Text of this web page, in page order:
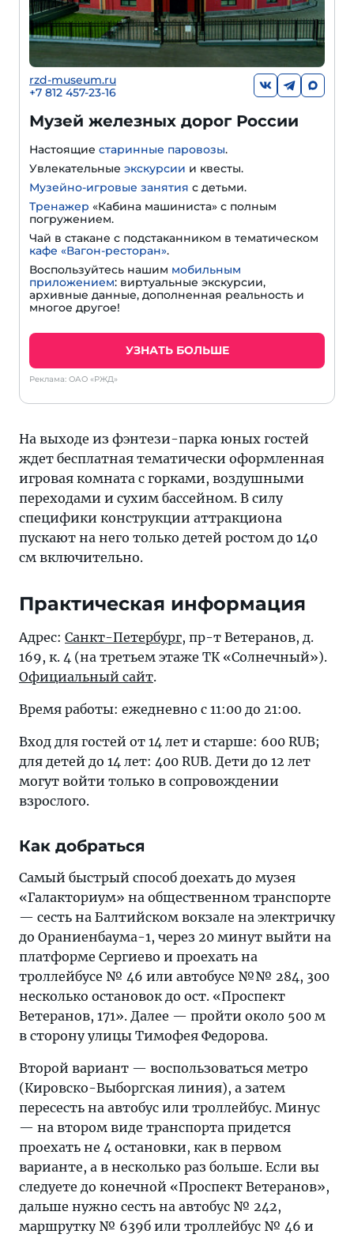
rzd-museum.ru
+7 812 457-23-16
Музей железных дорог России
Настоящие старинные паровозы.
Увлекательные экскурсии и квесты.
Музейно-игровые занятия с детьми.
Тренажер «Кабина машиниста» с полным
погружением.
Чай в стакане с подстаканником в тематическом
кафе «Вагон-ресторан».
Воспользуйтесь нашим мобильным
приложением: виртуальные экскурсии,
архивные данные, дополненная реальность и
многое другое!
УЗНАТЬ БОЛЬШЕ
Реклама: ОАО «РЖД»
На выходе из фэнтези-парка юных гостей
ждет бесплатная тематически оформленная
игровая комната с горками, воздушными
переходами и сухим бассейном. В силу
специфики конструкции аттракциона
пускают на него только детей ростом до 140
см включительно.
Практическая информация
Адрес: Санкт-Петербург, пр-т Ветеранов, д.
169, к. 4 (на третьем этаже ТК «Солнечный»).
Официальный сайт.
Время работы: ежедневно с 11:00 до 21:00.
Вход для гостей от 14 лет и старше: 600 RUB;
для детей до 14 лет: 400 RUB. Дети до 12 лет
могут войти только в сопровождении
взрослого.
Как добраться
Самый быстрый способ доехать до музея
«Галакториум» на общественном транспорте
— сесть на Балтийском вокзале на электричку
до Ораниенбаума-1, через 20 минут выйти на
платформе Сергиево и проехать на
троллейбусе № 46 или автобусе №№ 284, 300
несколько остановок до ост. «Проспект
Ветеранов, 171». Далее — пройти около 500 м
в сторону улицы Тимофея Федорова.
Второй вариант — воспользоваться метро
(Кировско-Выборгская линия), а затем
пересесть на автобус или троллейбус. Минус
— на втором виде транспорта придется
проехать не 4 остановки, как в первом
варианте, а в несколько раз больше. Если вы
следуете до конечной «Проспект Ветеранов»,
дальше нужно сесть на автобус № 242,
маршрутку № 639б или троллейбус № 46 и